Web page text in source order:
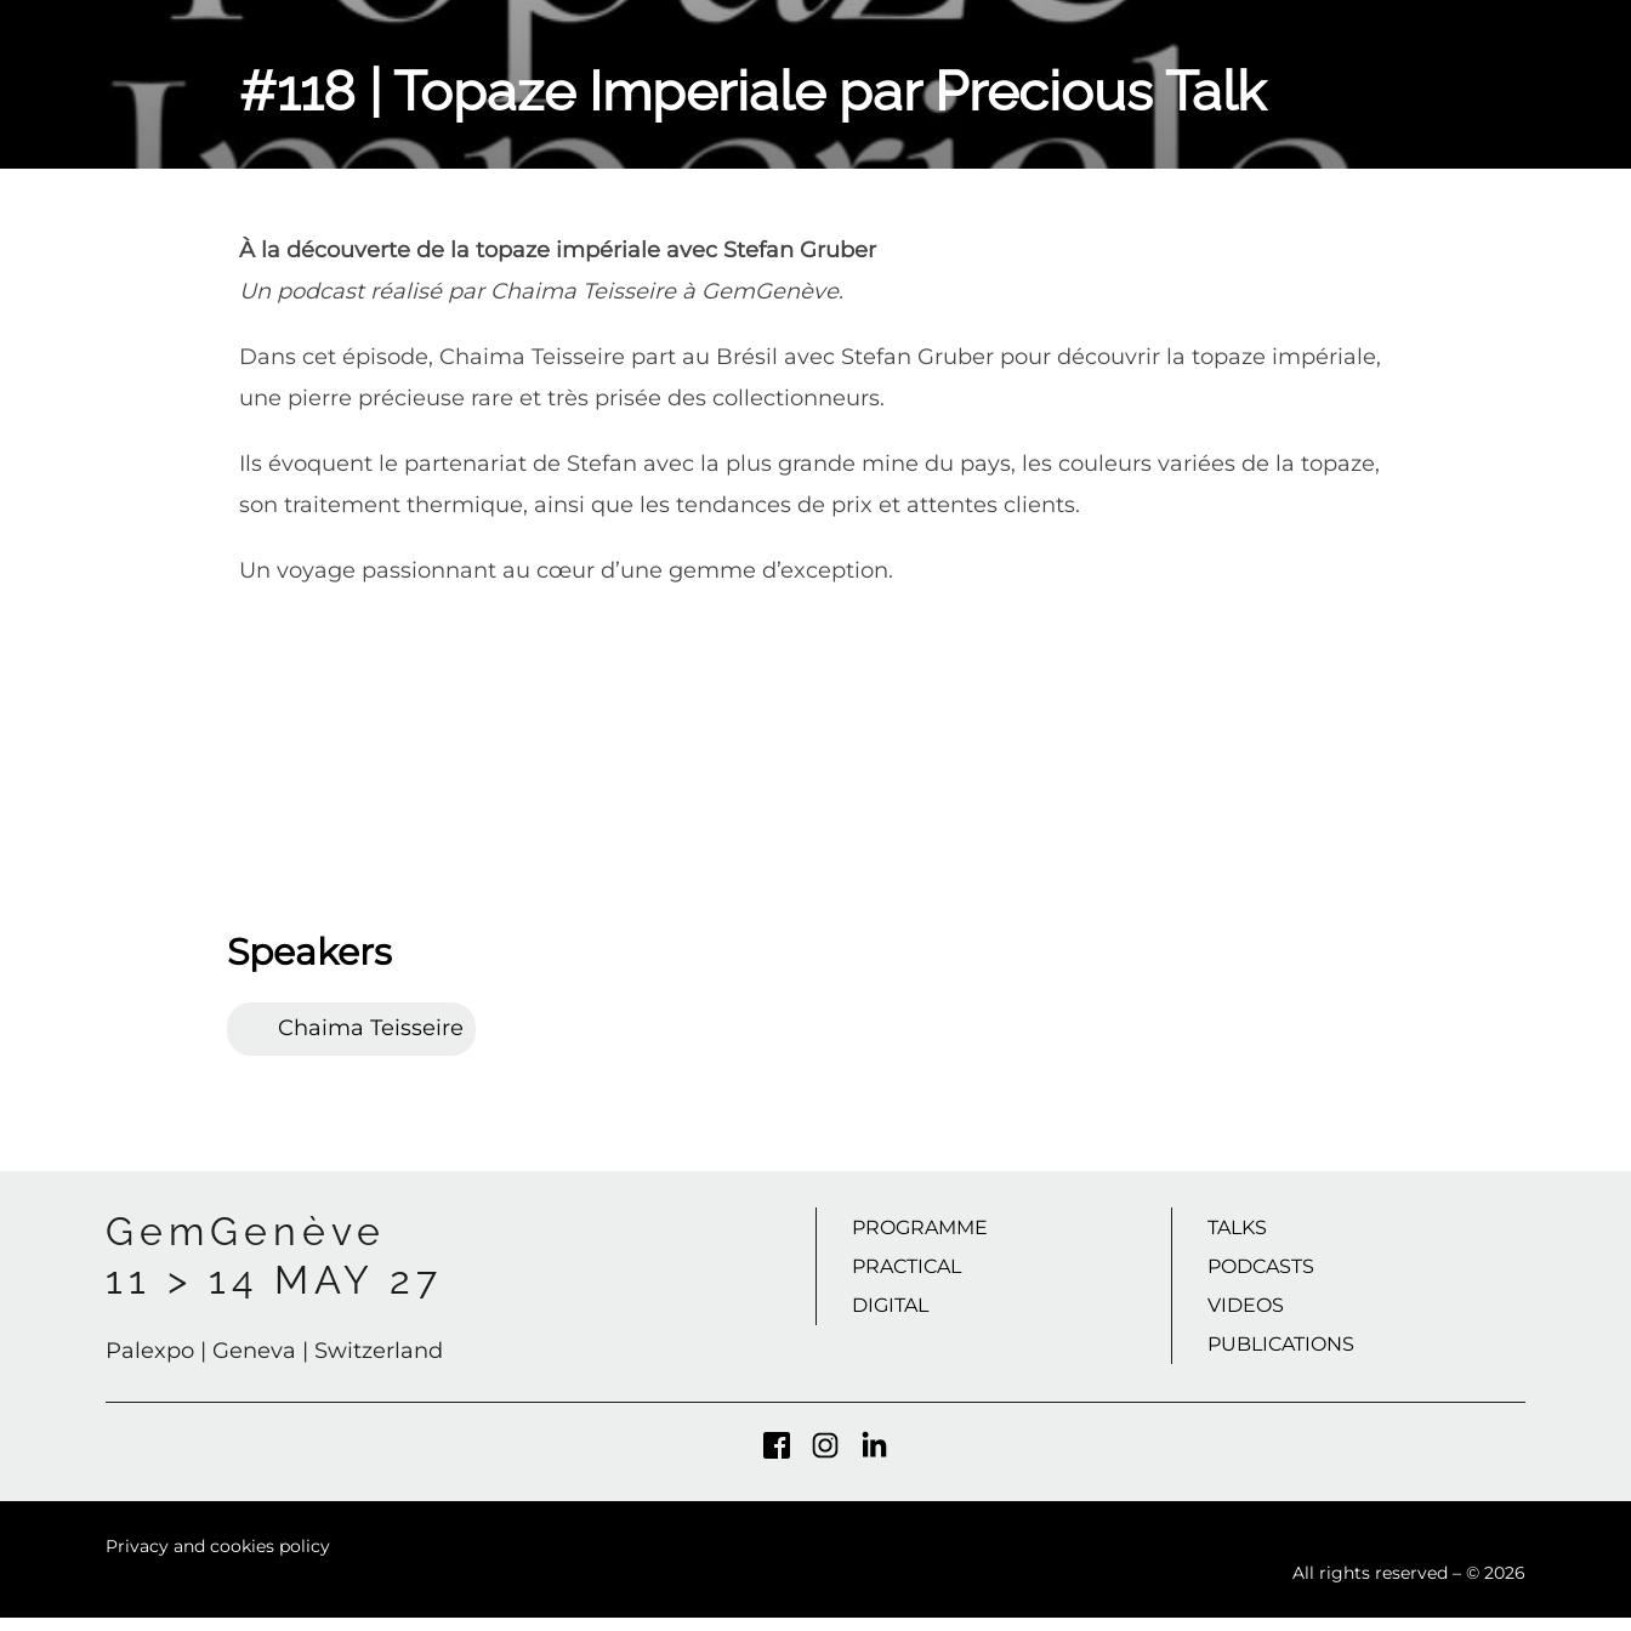
#118 | Topaze Imperiale par Precious Talk
À la découverte de la topaze impériale avec Stefan Gruber
Un podcast réalisé par Chaima Teisseire à GemGenève.
Dans cet épisode, Chaima Teisseire part au Brésil avec Stefan Gruber pour découvrir la topaze impériale,
une pierre précieuse rare et très prisée des collectionneurs.
Ils évoquent le partenariat de Stefan avec la plus grande mine du pays, les couleurs variées de la topaze,
son traitement thermique, ainsi que les tendances de prix et attentes clients.
Un voyage passionnant au cœur d’une gemme d’exception.
Speakers
Chaima Teisseire
GemGenève
11 > 14 MAY 27
Palexpo | Geneva | Switzerland
PROGRAMME
PRACTICAL
DIGITAL
TALKS
PODCASTS
VIDEOS
PUBLICATIONS
Privacy and cookies policy
All rights reserved – © 2026